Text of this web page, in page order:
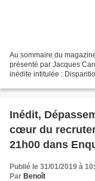
Au sommaire du
présenté par Jacques
inédite intitulée :
Inédit,
cœur du
21h00 dans
Publié le 31/01/2019 à
Par Benoît